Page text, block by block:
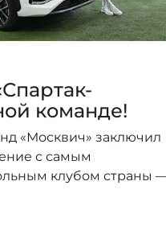
команде!
«Москвич» заключил
с самым
клубом страны